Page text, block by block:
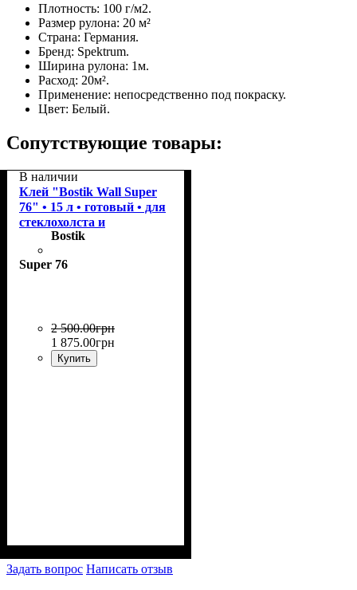
Плотность: 100 г/м2.
Размер рулона: 20 м²
Страна: Германия.
Бренд: Spektrum.
Ширина рулона: 1м.
Расход: 20м².
Применение: непосредственно под покраску.
Цвет: Белый.
Сопутствующие товары:
В наличии
Клей "Bostik Wall Super
76" • 15 л • готовый • для
стеклохолста и
стеклообоев
Bostik
Super 76
2 500.00грн
1 875.00грн
Купить
флизелин, виниловые обои
Задать вопрос Написать отзыв